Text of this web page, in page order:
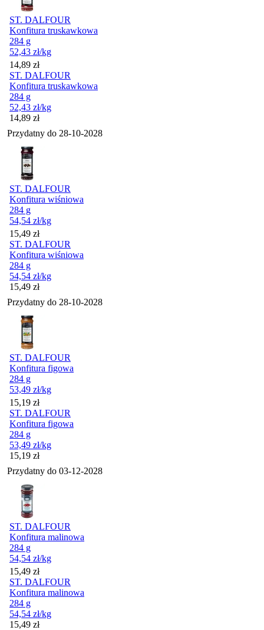
ST. DALFOUR
Konfitura truskawkowa
284 g
52,43 zł/kg
Cena
14,89 zł
ST. DALFOUR
Konfitura truskawkowa
284 g
52,43 zł/kg
Cena
14,89 zł
Przydatny do 28-10-2028
ST. DALFOUR
Konfitura wiśniowa
284 g
54,54 zł/kg
Cena
15,49 zł
ST. DALFOUR
Konfitura wiśniowa
284 g
54,54 zł/kg
Cena
15,49 zł
Przydatny do 28-10-2028
ST. DALFOUR
Konfitura figowa
284 g
53,49 zł/kg
Cena
15,19 zł
ST. DALFOUR
Konfitura figowa
284 g
53,49 zł/kg
Cena
15,19 zł
Przydatny do 03-12-2028
ST. DALFOUR
Konfitura malinowa
284 g
54,54 zł/kg
Cena
15,49 zł
ST. DALFOUR
Konfitura malinowa
284 g
54,54 zł/kg
Cena
15,49 zł